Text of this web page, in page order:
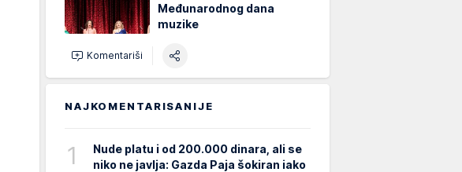
Međunarodnog dana
muzike
Komentariši
NAJKOMENTARISANIJE
1
Nude platu i od 200.000 dinara, ali se
niko ne javlja: Gazda Paja šokiran iako